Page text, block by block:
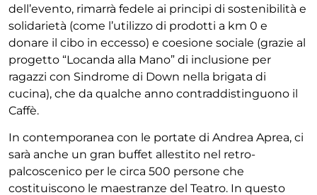
dell’evento, rimarrà fedele ai principi di sostenibilità e
solidarietà (come l’utilizzo di prodotti a km 0 e
donare il cibo in eccesso) e coesione sociale (grazie al
progetto “Locanda alla Mano” di inclusione per
ragazzi con Sindrome di Down nella brigata di
cucina), che da qualche anno contraddistinguono il
Caffè.
In contemporanea con le portate di Andrea Aprea, ci
sarà anche un gran buffet allestito nel retro-
palcoscenico per le circa 500 persone che
costituiscono le maestranze del Teatro. In questo